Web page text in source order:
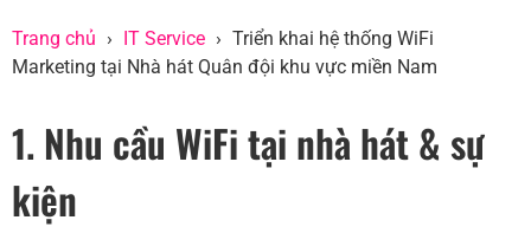
Trang chủ IT Service
Triển khai hệ thống WiFi
Marketing tại Nhà hát Quân đội khu vực miền Nam
1. Nhu cầu WiFi tại nhà hát & sự
kiện